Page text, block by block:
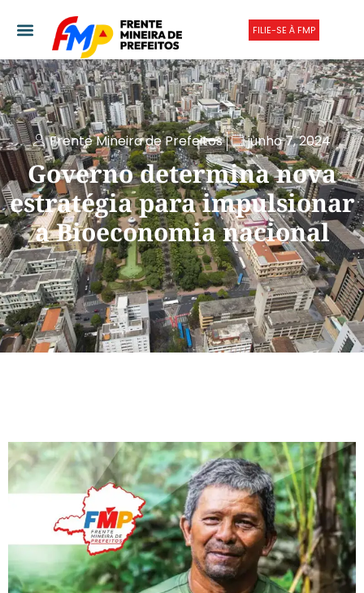
FILIE-SE À FMP
Frente Mineira de Prefeitos junho 7, 2024
Governo determina nova
estratégia para impulsionar
a Bioeconomia nacional